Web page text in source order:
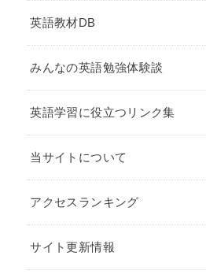
英語教材DB
みんなの英語勉強体験談
英語学習に役立つリンク集
当サイトについて
アクセスランキング
サイト更新情報